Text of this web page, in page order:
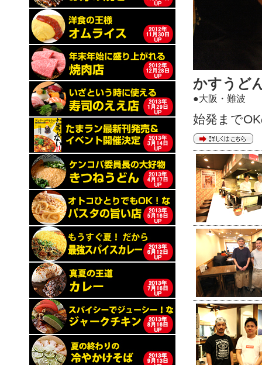
かすうど
●大阪・難波
始発まで